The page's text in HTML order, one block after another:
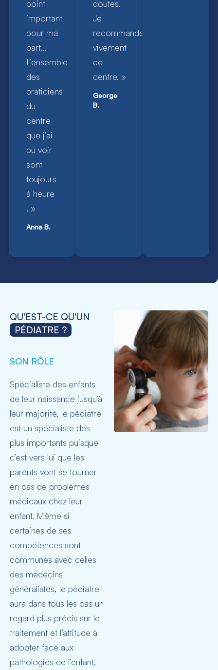
point
important
pour ma
part…
L’ensemble
des
praticiens
du
centre
que j’ai
pu voir
sont
toujours
à heure
! »
Anna B.
doutes.
Je
recommande
vivement
ce
centre. »
George
B.
QU'EST-CE QU'UN
PÉDIATRE ?
SON RÔLE
Spécialiste des enfants
de leur naissance jusqu’à
leur majorité, le pédiatre
est un spécialiste des
plus importants puisque
c’est vers lui que les
parents vont se tourner
en cas de problèmes
médicaux chez leur
enfant. Même si
certaines de ses
compétences sont
communes avec celles
des médecins
généralistes, le pédiatre
aura dans tous les cas un
regard plus précis sur le
traitement et l’attitude à
adopter face aux
pathologies de l’enfant,